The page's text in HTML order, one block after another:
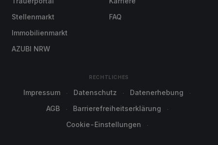
Stellenmarkt
Immobilienmarkt
AZUBI NRW
FAQ
RECHTLICHES
Impressum Datenschutz
Datenerhebung
AGB
Barrierefreiheitserklärung
Cookie-Einstellungen